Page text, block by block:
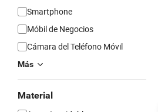
Smartphone
Móbil de Negocios
Cámara del Teléfono Móvil
Más
Material